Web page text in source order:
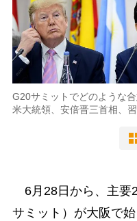
G20サミットでどのような
米大統領、安倍晋三首相、
6月28日から、主要
サミット）が大阪で